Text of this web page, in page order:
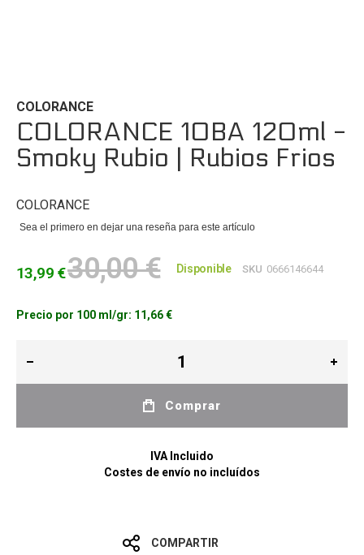
de
la
galería
de
imágenes
COLORANCE
COLORANCE 10BA 120ml -
Smoky Rubio | Rubios Frios
COLORANCE
Sea el primero en dejar una reseña para este artículo
13,99 €30,00 € Disponible SKU 0666146644
Precio por 100 ml/gr: 11,66 €
Comprar
IVA Incluido
Costes de envío no incluídos
COMPARTIR